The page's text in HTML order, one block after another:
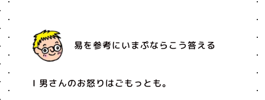
易を参考にいまぷならこう答える
Ｉ男さんのお怒りはごもっとも。